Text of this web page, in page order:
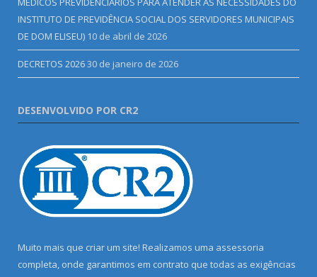
INSTITUTO DE PREVIDÊNCIA SOCIAL DOS SERVIDORES MUNICIPAIS
DE DOM ELISEU) 10 de abril de 2026
DECRETOS 202630 de janeiro de 2026
DESENVOLVIDO POR CR2
Muito mais que criar um site! Realizamos uma assessoria
completa, onde garantimos em contrato que todas as exigências